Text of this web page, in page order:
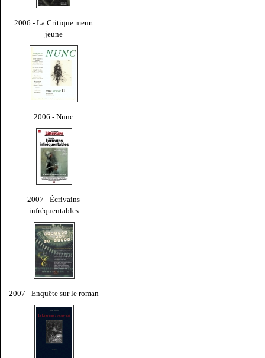
2006 - La Critique meurt
jeune
2006 - Nunc
2007 - Écrivains
infréquentables
2007 - Enquête sur le roman